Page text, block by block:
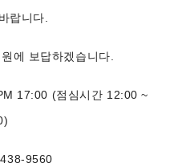
랍니다.
에 보답하겠습니다.
17:00 (점심시간 12:00 ~
9560